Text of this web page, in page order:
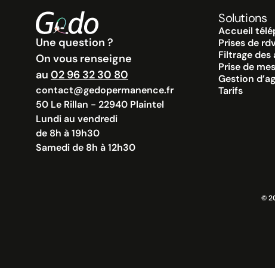
Une question ?
On vous renseigne
au 02 96 32 30 80
contact@gedopermanence.fr
50 Le Rillan - 22940 Plaintel
Lundi au vendredi
de 8h à 19h30
Samedi de 8h à 12h30
Solutions
Accueil
Prises de
Filtrage des
Prise de
Gestion
Tarifs
©